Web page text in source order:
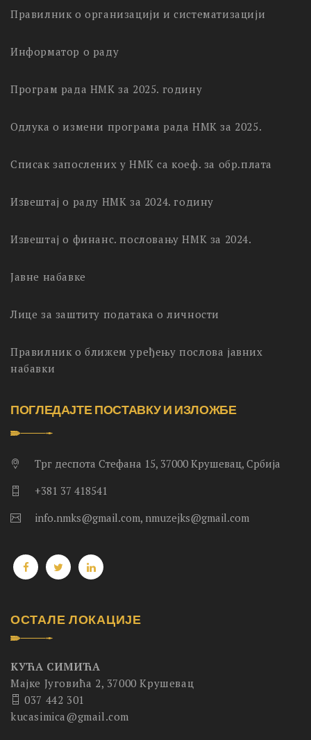
Правилник о организацији и систематизацији
Информатор о раду
Програм рада НМК за 2025. годину
Одлука о измени програма рада НМК за 2025.
Списак запослених у НМК са коеф. за обр.плата
Извештај о раду НМК за 2024. годину
Извештај о финанс. пословању НМК за 2024.
Јавне набавке
Лице за заштиту података о личности
Правилник о ближем уређењу послова јавних
набавки
ПОГЛЕДАЈТЕ ПОСТАВКУ И ИЗЛОЖБЕ
Трг деспота Стефана 15, 37000 Крушевац, Србија
+381 37 418541
info.nmks@gmail.com, nmuzejks@gmail.com
ОСТАЛЕ ЛОКАЦИЈЕ
КУЋА СИМИЋА
Мајке Југовића 2, 37000 Крушевац
037 442 301
kucasimica@gmail.com